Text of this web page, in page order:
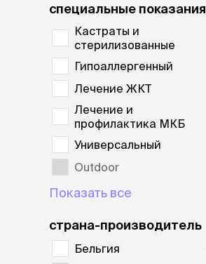
специальные показания
Кастраты и
стерилизованные
Гипоаллергенный
Лечение ЖКТ
Лечение и
профилактика МКБ
Универсальный
Outdoor
Показать все
страна-производитель
Бельгия